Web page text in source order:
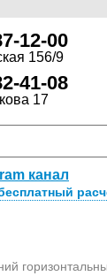
12-00
156/9
41-08
17
канал